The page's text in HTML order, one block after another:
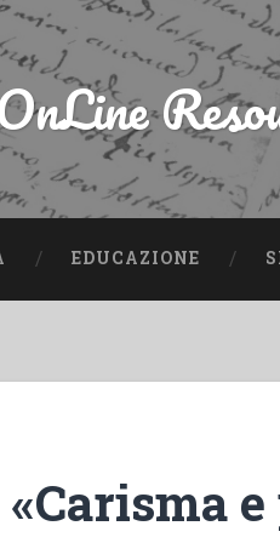
EDUCAZIONE